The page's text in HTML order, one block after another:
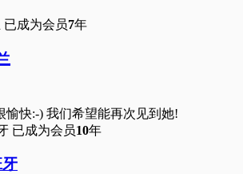
已成为会员7年
愉快:-) 我们希望能再次见到她!
已成为会员10年